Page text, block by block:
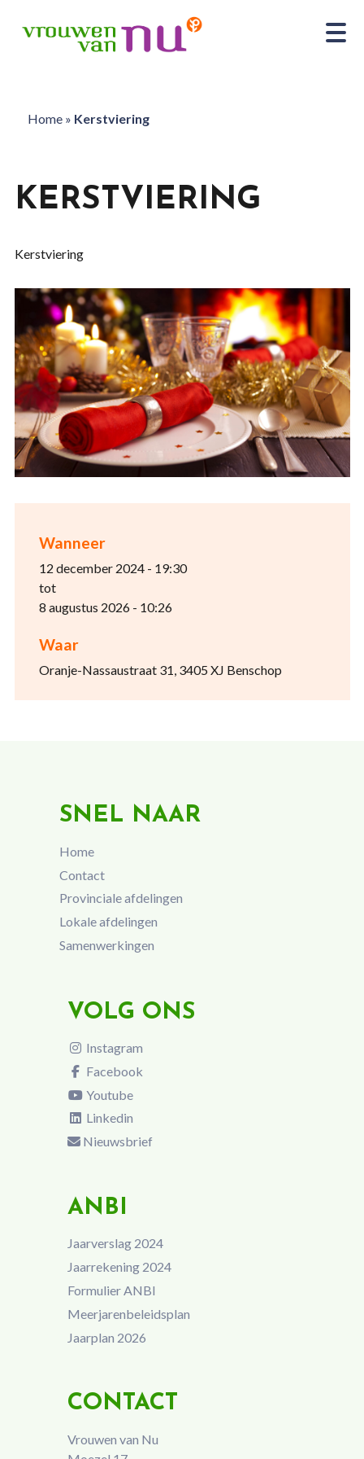
Home» Kerstviering
Wanneer
12 december 2024 - 19:30
tot
8 augustus 2026 - 10:26
Waar
Oranje-Nassaustraat 31, 3405 XJ Benschop
KERSTVIERING
Kerstviering
SNEL NAAR
Home
Contact
Provinciale afdelingen
Lokale afdelingen
Samenwerkingen
VOLG ONS
Instagram
Facebook
Youtube
Linkedin
Nieuwsbrief
ANBI
Jaarverslag 2024
Jaarrekening 2024
Formulier ANBI
Meerjarenbeleidsplan
Jaarplan 2026
CONTACT
Vrouwen van Nu